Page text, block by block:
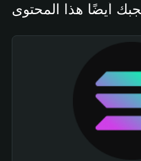
أيضًا هذا المحتوى